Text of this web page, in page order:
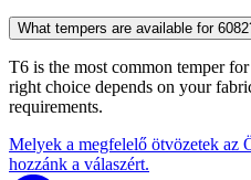
What tempers are available for
T6 is the most common temper
right choice depends on your
requirements.
Melyek a megfelelő ötvözetek az
hozzánk a válaszért.